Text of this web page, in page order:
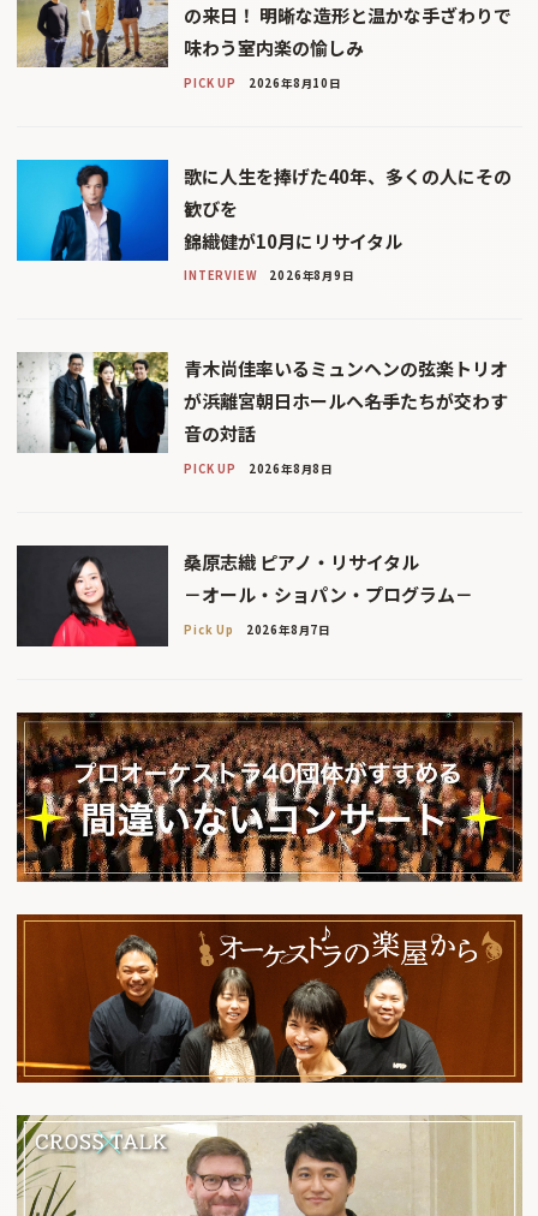
の来日！ 明晰な造形と温かな手ざわりで
味わう室内楽の愉しみ
PICK UP 2026年8月10日
歌に人生を捧げた40年、多くの人にその
歓びを
錦織健が10月にリサイタル
INTERVIEW 2026年8月9日
青木尚佳率いるミュンヘンの弦楽トリオ
が浜離宮朝日ホールへ――名手たちが交わす
音の対話
PICK UP 2026年8月8日
桑原志織 ピアノ・リサイタル
－オール・ショパン・プログラム－
Pick Up 2026年8月7日